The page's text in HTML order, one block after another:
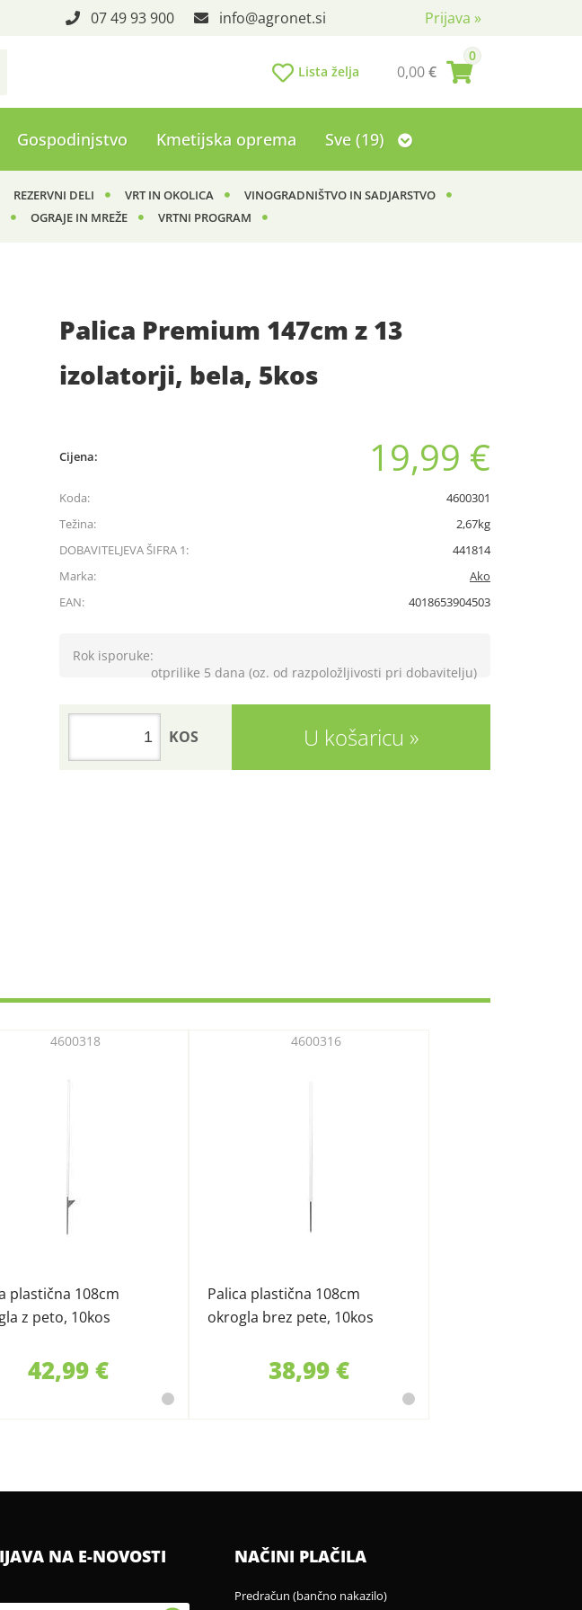
Prijava »
07 49 93 900 info agronet.si
0
0,00€
Lista želja
Gospodinjstvo Kmetijska oprema Sve (19)
REZERVNI DELI VRT IN OKOLICA
VINOGRADNIŠTVO IN SADJARSTVO
OGRAJE IN MREŽE VRTNI PROGRAM
Palica Premium 147cm z 13
izolatorji, bela, 5kos
Cijena: 19,99 €
Koda:
4600301
Težina:
2,67kg
DOBAVITELJEVA ŠIFRA 1:
441814
Marka:
Ako
EAN:
4018653904503
Rok isporuke:
otprilike 5 dana (oz. od razpoložljivosti pri dobavitelju)
U košaricu
KOS
plastična 108cm
z peto, 10kos
4600318
42,99 €
Palica plastična 108cm
okrogla brez pete, 10kos
4600316
38,99 €
NA E-NOVOSTI NAČINI PLAČILA
Predračun (bančno nakazilo)